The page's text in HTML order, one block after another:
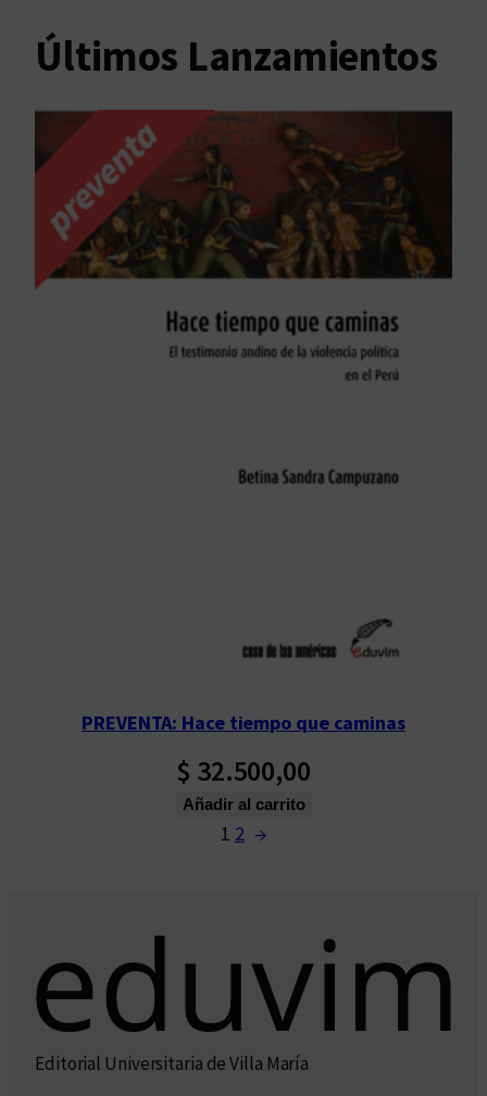
Últimos Lanzamientos
PREVENTA: Hace tiempo que caminas
$ 32.500,00
Añadir al carrito
1 2 →
Editorial Universitaria de Villa María